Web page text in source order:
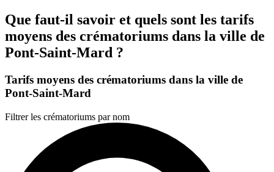
Que faut-il savoir et quels sont les tarifs
moyens des crématoriums dans la ville de
Pont-Saint-Mard ?
Tarifs moyens des crématoriums dans la ville de
Pont-Saint-Mard
Filtrer les crématoriums par nom